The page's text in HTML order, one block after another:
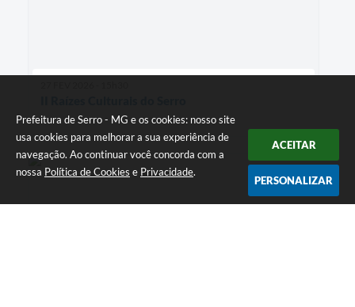
Prefeitura de Serro - MG e os cookies: nosso site
usa cookies para melhorar a sua experiência de
navegação. Ao continuar você concorda com a
nossa Política de Cookies e Privacidade.
ACEITAR
PERSONALIZAR